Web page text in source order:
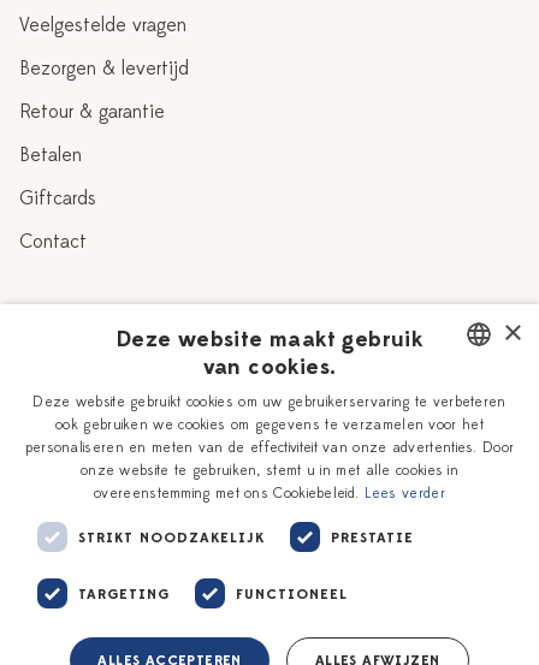
Veelgestelde vragen
Bezorgen & levertijd
Retour & garantie
Betalen
Giftcards
Contact
Verhaal
Onze plateelschilders
Delfts Blauw
Workshops
Vacatures
Zakelijk
DUTCH
ENGLISH
×
Deze website maakt gebruik
van cookies.
Deze website gebruikt cookies om uw gebruikerservaring te verbeteren
ook gebruiken we cookies om gegevens te verzamelen voor het
personaliseren en meten van de effectiviteit van onze advertenties. Door
onze website te gebruiken, stemt u in met alle cookies in
overeenstemming met ons Cookiebeleid. Lees verder
STRIKT NOODZAKELIJK PRESTATIE
TARGETING FUNCTIONEEL
ALLES ACCEPTEREN ALLES AFWIJZEN